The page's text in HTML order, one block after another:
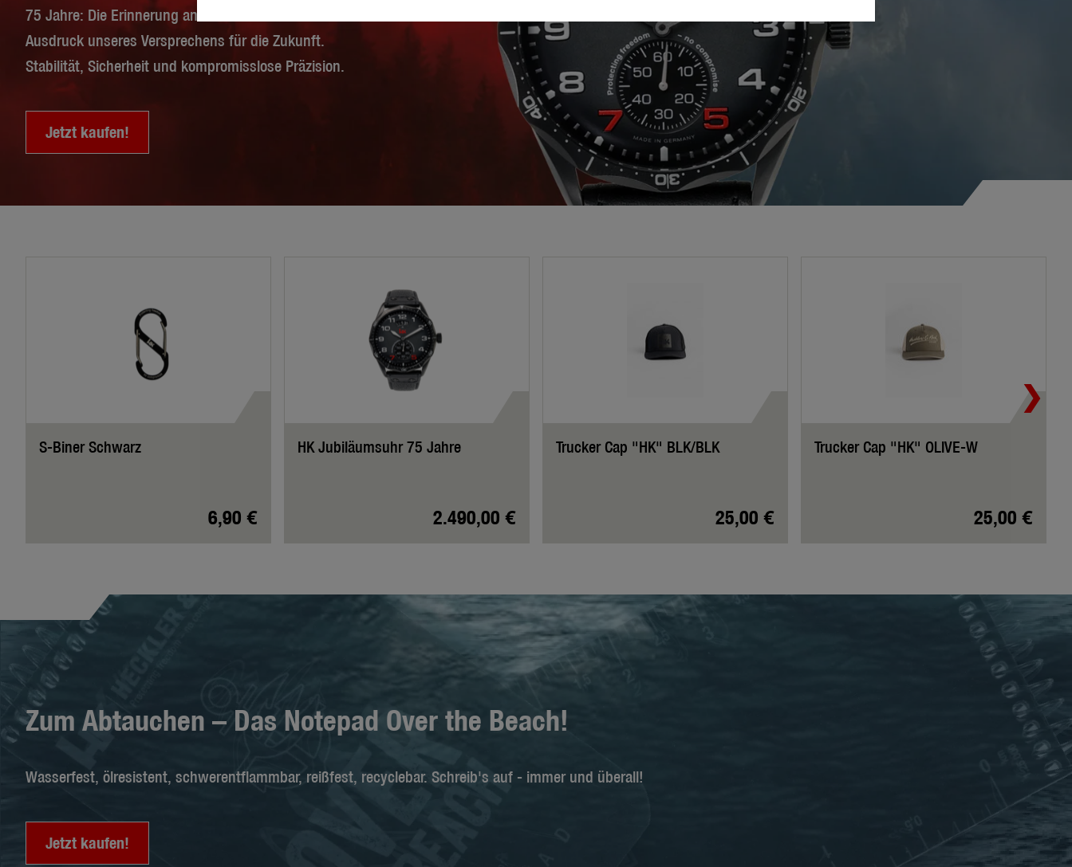
75 Jahre: Die Erinnerung an eine stolze Geschichte und
Ausdruck unseres Versprechens für die Zukunft.
Stabilität, Sicherheit und kompromisslose Präzision.
Jetzt kaufen!
S-Biner Schwarz
6,90 €
HK Jubiläumsuhr 75 Jahre
2.490,00 €
Trucker Cap "HK" BLK/BLK
25,00 €
Trucker Cap "HK" OLIVE-W
25,00 €
Zum Abtauchen – Das Notepad Over the Beach!
Wasserfest, ölresistent, schwerentflammbar, reißfest, recyclebar. Schreib's auf - immer und überall!
Jetzt kaufen!